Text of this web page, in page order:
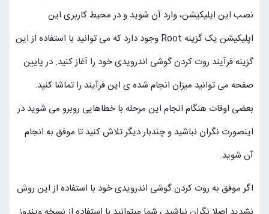
نصب این اپلیکیشن، وارد آن شوید و در محیط کاربری این
اپلیکیشن یک گزینه Root وجود دارد که می توانید با استفاده از این
گزینه فرآیند روت کردن گوشی اندرویدی خود را آغاز کنید. در پایین
صفحه می توانید میزان انجام شده ی این فرآیند را تماشا کنید.
بعضی اوقات هنگام انجام این مرحله با خطاهایی روبرو می شوید در
اینصورت نگران نباشید و چندبار دیگر تلاش کنید تا موفق به انجام
آن شوید.
اگر موفق به روت کردن گوشی اندرویدی خود با استفاده از این روش